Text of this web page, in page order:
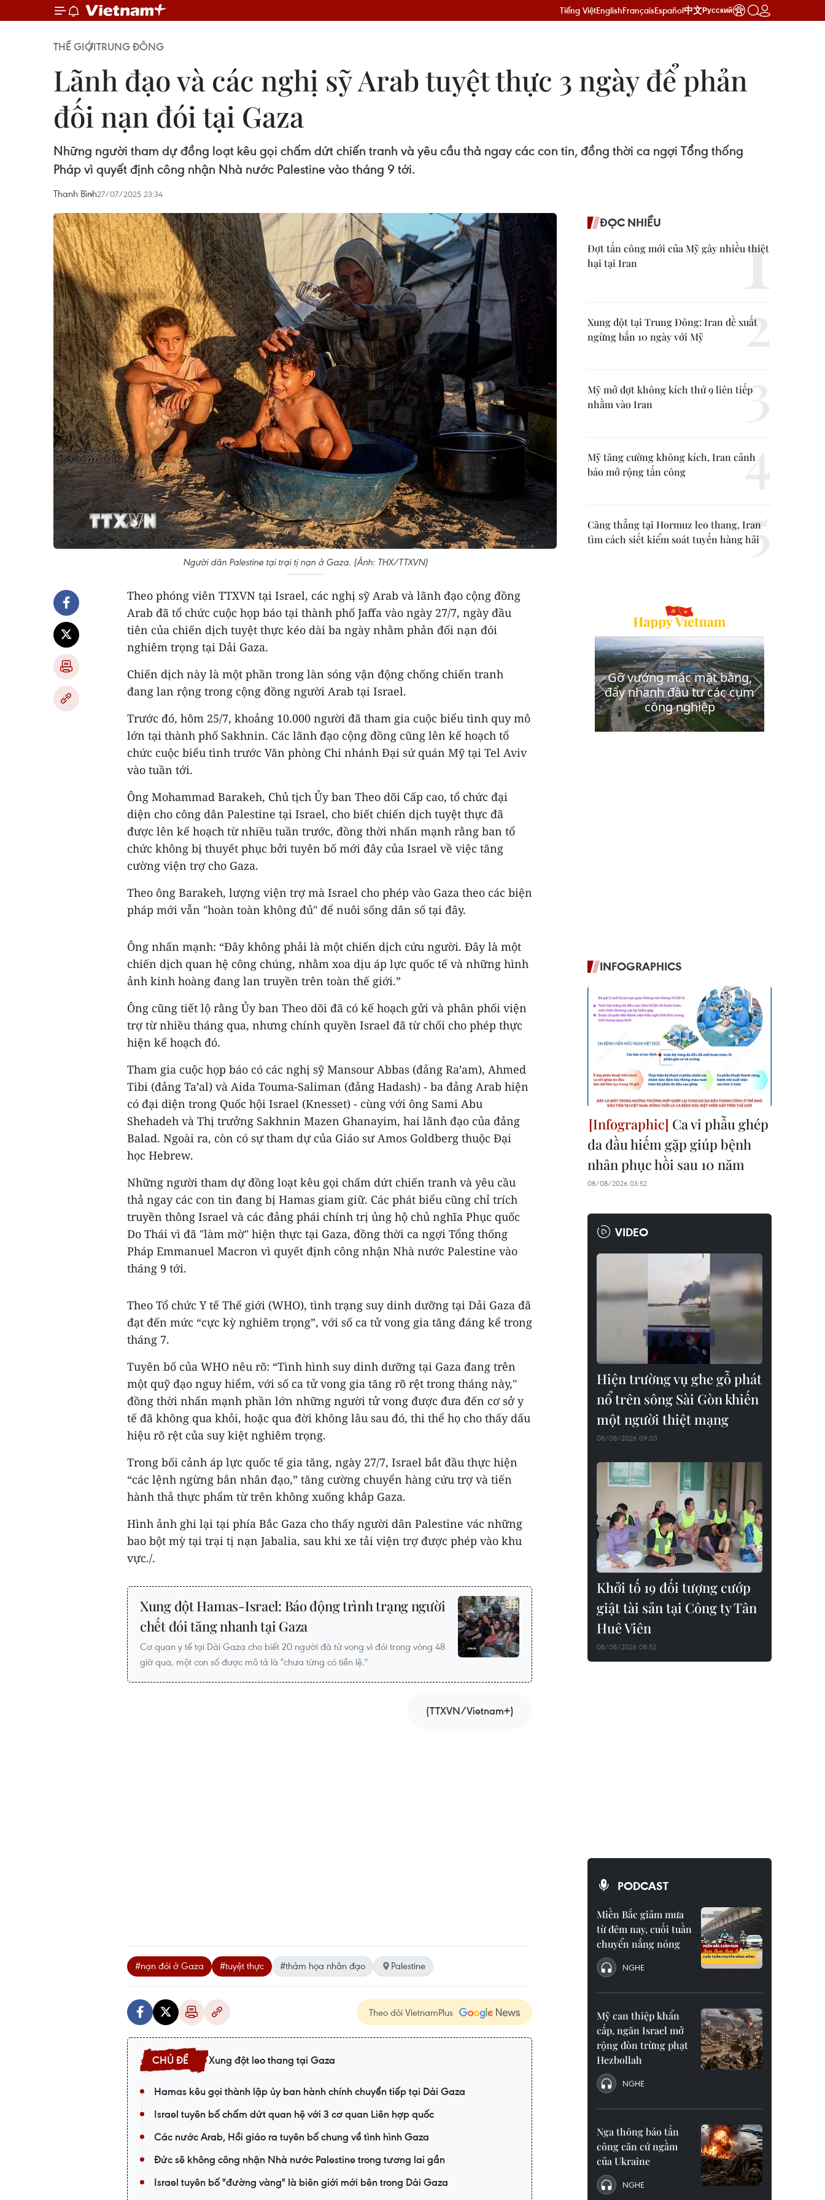
Tiếng ViệtEnglishFrançaisEspañol中文Русский
THẾ GIỚITRUNG ĐÔNG
Lãnh đạo và các nghị sỹ Arab tuyệt thực 3 ngày để phản
đối nạn đói tại Gaza
Những người tham dự đồng loạt kêu gọi chấm dứt chiến tranh và yêu cầu thả ngay các con tin, đồng thời ca ngợi Tổng thống
Pháp vì quyết định công nhận Nhà nước Palestine vào tháng 9 tới.
Thanh Bình27/07/2025 23:34
Người dân Palestine tại trại tị nạn ở Gaza. (Ảnh: THX/TTXVN)
Theo phóng viên TTXVN tại Israel, các nghị sỹ Arab và lãnh đạo cộng đồng
Arab đã tổ chức cuộc họp báo tại thành phố Jaffa vào ngày 27/7, ngày đầu
tiên của chiến dịch tuyệt thực kéo dài ba ngày nhằm phản đối nạn đói
nghiêm trọng tại Dải Gaza.
Chiến dịch này là một phần trong làn sóng vận động chống chiến tranh
đang lan rộng trong cộng đồng người Arab tại Israel.
Trước đó, hôm 25/7, khoảng 10.000 người đã tham gia cuộc biểu tình quy mô
lớn tại thành phố Sakhnin. Các lãnh đạo cộng đồng cũng lên kế hoạch tổ
chức cuộc biểu tình trước Văn phòng Chi nhánh Đại sứ quán Mỹ tại Tel Aviv
vào tuần tới.
Ông Mohammad Barakeh, Chủ tịch Ủy ban Theo dõi Cấp cao, tổ chức đại
diện cho công dân Palestine tại Israel, cho biết chiến dịch tuyệt thực đã
được lên kế hoạch từ nhiều tuần trước, đồng thời nhấn mạnh rằng ban tổ
chức không bị thuyết phục bởi tuyên bố mới đây của Israel về việc tăng
cường viện trợ cho Gaza.
Theo ông Barakeh, lượng viện trợ mà Israel cho phép vào Gaza theo các biện
pháp mới vẫn "hoàn toàn không đủ" để nuôi sống dân số tại đây.
Ông nhấn mạnh: “Đây không phải là một chiến dịch cứu người. Đây là một
chiến dịch quan hệ công chúng, nhằm xoa dịu áp lực quốc tế và những hình
ảnh kinh hoàng đang lan truyền trên toàn thế giới.”
Ông cũng tiết lộ rằng Ủy ban Theo dõi đã có kế hoạch gửi và phân phối viện
trợ từ nhiều tháng qua, nhưng chính quyền Israel đã từ chối cho phép thực
hiện kế hoạch đó.
Tham gia cuộc họp báo có các nghị sỹ Mansour Abbas (đảng Ra’am), Ahmed
Tibi (đảng Ta’al) và Aida Touma-Saliman (đảng Hadash) - ba đảng Arab hiện
có đại diện trong Quốc hội Israel (Knesset) - cùng với ông Sami Abu
Shehadeh và Thị trưởng Sakhnin Mazen Ghanayim, hai lãnh đạo của đảng
Balad. Ngoài ra, còn có sự tham dự của Giáo sư Amos Goldberg thuộc Đại
học Hebrew.
Những người tham dự đồng loạt kêu gọi chấm dứt chiến tranh và yêu cầu
thả ngay các con tin đang bị Hamas giam giữ. Các phát biểu cũng chỉ trích
truyền thông Israel và các đảng phái chính trị ủng hộ chủ nghĩa Phục quốc
Do Thái vì đã "làm mờ" hiện thực tại Gaza, đồng thời ca ngợi Tổng thống
Pháp Emmanuel Macron vì quyết định công nhận Nhà nước Palestine vào
tháng 9 tới.
Theo Tổ chức Y tế Thế giới (WHO), tình trạng suy dinh dưỡng tại Dải Gaza đã
đạt đến mức “cực kỳ nghiêm trọng”, với số ca tử vong gia tăng đáng kể trong
tháng 7.
Tuyên bố của WHO nêu rõ: “Tình hình suy dinh dưỡng tại Gaza đang trên
một quỹ đạo nguy hiểm, với số ca tử vong gia tăng rõ rệt trong tháng này,"
đồng thời nhấn mạnh phần lớn những người tử vong được đưa đến cơ sở y
tế đã không qua khỏi, hoặc qua đời không lâu sau đó, thi thể họ cho thấy dấu
hiệu rõ rệt của suy kiệt nghiêm trọng.
Trong bối cảnh áp lực quốc tế gia tăng, ngày 27/7, Israel bắt đầu thực hiện
“các lệnh ngừng bắn nhân đạo,” tăng cường chuyển hàng cứu trợ và tiến
hành thả thực phẩm từ trên không xuống khắp Gaza.
Hình ảnh ghi lại tại phía Bắc Gaza cho thấy người dân Palestine vác những
bao bột mỳ tại trại tị nạn Jabalia, sau khi xe tải viện trợ được phép vào khu
vực./.
Xung đột Hamas-Israel: Báo động trình trạng người
chết đói tăng nhanh tại Gaza
Cơ quan y tế tại Dải Gaza cho biết 20 người đã tử vong vì đói trong vòng 48
giờ qua, một con số được mô tả là "chưa từng có tiền lệ."
(TTXVN/Vietnam+)
#nạn đói ở Gaza #tuyệt thực #thảm họa nhân đạo Palestine
Theo dõi VietnamPlus
Xung đột leo thang tại Gaza
Hamas kêu gọi thành lập ủy ban hành chính chuyển tiếp tại Dải Gaza
Israel tuyên bố chấm dứt quan hệ với 3 cơ quan Liên hợp quốc
Các nước Arab, Hồi giáo ra tuyên bố chung về tình hình Gaza
Đức sẽ không công nhận Nhà nước Palestine trong tương lai gần
Israel tuyên bố "đường vàng" là biên giới mới bên trong Dải Gaza
ĐỌC NHIỀU
Đợt tấn công mới của Mỹ gây nhiều thiệt
hại tại Iran
Xung đột tại Trung Đông: Iran đề xuất
ngừng bắn 10 ngày với Mỹ
Mỹ mở đợt không kích thứ 9 liên tiếp
nhằm vào Iran
Mỹ tăng cường không kích, Iran cảnh
báo mở rộng tấn công
Căng thẳng tại Hormuz leo thang, Iran
tìm cách siết kiểm soát tuyến hàng hải
INFOGRAPHICS
Ca vi phẫu ghép
da đầu hiếm gặp giúp bệnh
nhân phục hồi sau 10 năm
08/08/2026 03:52
VIDEO
Hiện trường vụ ghe gỗ phát
nổ trên sông Sài Gòn khiến
một người thiệt mạng
08/08/2026 09:03
Khởi tố 19 đối tượng cướp
giật tài sản tại Công ty Tân
Huê Viên
08/08/2026 08:52
PODCAST
Miền Bắc giảm mưa
từ đêm nay, cuối tuần
chuyển nắng nóng
NGHE
Mỹ can thiệp khẩn
cấp, ngăn Israel mở
rộng đòn trừng phạt
Hezbollah
NGHE
Nga thông báo tấn
công căn cứ ngầm
của Ukraine
NGHE